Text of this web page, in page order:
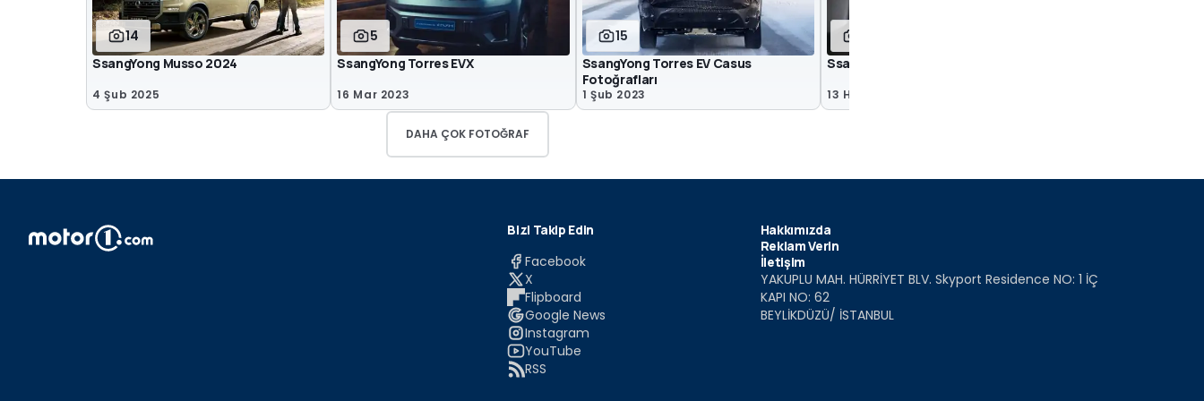
14
SsangYong Musso 2024
4 Şub 2025
5
SsangYong Torres EVX
16 Mar 2023
15
SsangYong Torres EV Casus
Fotoğrafları
1 Şub 2023
SsangYong Torres
13 Haz 2022
DAHA ÇOK FOTOĞRAF
Bizi Takip Edin
Facebook
X
Flipboard
Google News
Instagram
YouTube
RSS
Hakkımızda
Reklam Verin
İletişim
YAKUPLU MAH. HÜRRİYET BLV. Skyport Residence NO: 1 İÇ
KAPI NO: 62
BEYLİKDÜZÜ/ İSTANBUL